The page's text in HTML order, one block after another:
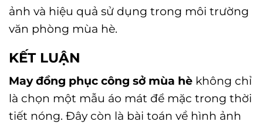
ảnh và hiệu quả sử dụng trong môi trường
văn phòng mùa hè.
KẾT LUẬN
May đồng phục công sở mùa hè không chỉ
là chọn một mẫu áo mát để mặc trong thời
tiết nóng. Đây còn là bài toán về hình ảnh